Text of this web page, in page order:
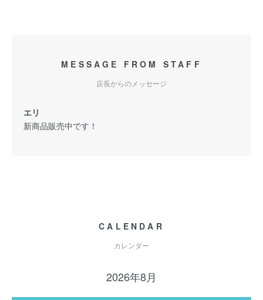
MESSAGE FROM STAFF
店長からのメッセージ
エリ
新商品販売中です！
CALENDAR
カレンダー
2026年8月